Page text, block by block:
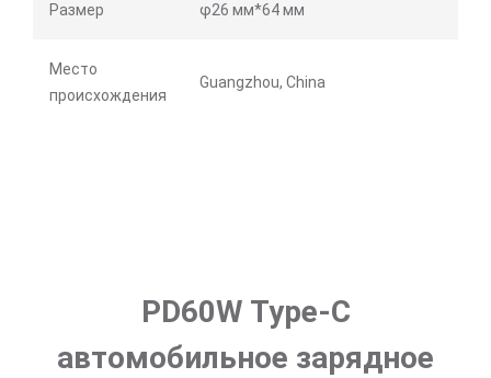
Размер φ26 мм*64 мм
Место
происхождения
Guangzhou, China
PD60W Type-C
автомобильное зарядное